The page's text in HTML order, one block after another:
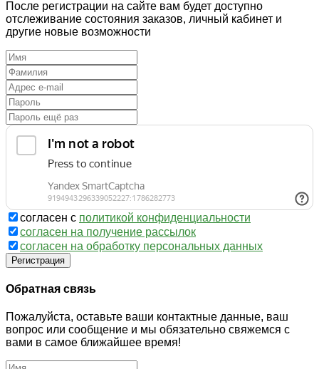
После регистрации на сайте вам будет доступно
отслеживание состояния заказов, личный кабинет и
другие новые возможности
согласен с политикой конфиденциальности
согласен на получение рассылок
согласен на обработку персональных данных
Регистрация
Обратная связь
Пожалуйста, оставьте ваши контактные данные, ваш
вопрос или сообщение и мы обязательно свяжемся с
вами в самое ближайшее время!